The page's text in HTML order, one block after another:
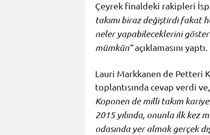
Çeyrek finaldeki rakipleri
takımı biraz değiştirdi fakat
neler yapabileceklerini
mümkün”açıklamasını yaptı.
Lauri Markkanen de Petteri
toplantısında cevap verdi ve,
Koponen de milli takım
2015 yılında, onunla ilk kez
odasında yer almak gerçek